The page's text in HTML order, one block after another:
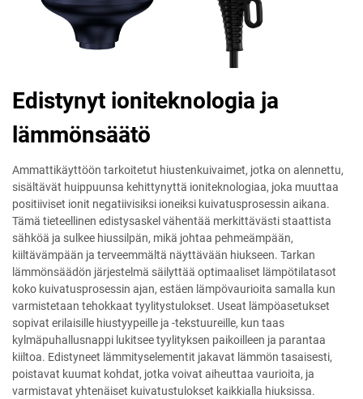
Edistynyt ioniteknologia ja
lämmönsäätö
Ammattikäyttöön tarkoitetut hiustenkuivaimet, jotka on alennettu,
sisältävät huippuunsa kehittynyttä ioniteknologiaa, joka muuttaa
positiiviset ionit negatiivisiksi ioneiksi kuivatusprosessin aikana.
Tämä tieteellinen edistysaskel vähentää merkittävästi staattista
sähköä ja sulkee hiussilpän, mikä johtaa pehmeämpään,
kiiltävämpään ja terveemmältä näyttävään hiukseen. Tarkan
lämmönsäädön järjestelmä säilyttää optimaaliset lämpötilatasot
koko kuivatusprosessin ajan, estäen lämpövaurioita samalla kun
varmistetaan tehokkaat tyylitystulokset. Useat lämpöasetukset
sopivat erilaisille hiustyypeille ja -tekstuureille, kun taas
kylmäpuhallusnappi lukitsee tyylityksen paikoilleen ja parantaa
kiiltoa. Edistyneet lämmityselementit jakavat lämmön tasaisesti,
poistavat kuumat kohdat, jotka voivat aiheuttaa vaurioita, ja
varmistavat yhtenäiset kuivatustulokset kaikkialla hiuksissa.